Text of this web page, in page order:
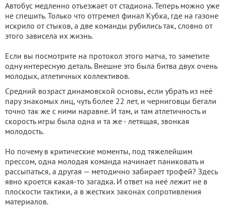
Автобус медленно отъезжает от стадиона. Теперь можно уже
не спешить. Только что отгремел финал Кубка, где на газоне
искрило от стыков, а две команды рубились так, словно от
этого зависела их жизнь.
Если вы посмотрите на протокол этого матча, то заметите
одну интересную деталь. Внешне это была битва двух очень
молодых, атлетичных коллективов.
Средний возраст динамовской основы, если убрать из неё
пару знакомых лиц, чуть более 22 лет, и черниговцы бегали
точно так же с ними наравне. И там, и там атлетичность и
скорость игры была одна и та же - летящая, звонкая
молодость.
Но почему в критические моменты, под тяжелейшим
прессом, одна молодая команда начинает паниковать и
рассыпаться, а другая — методично забирает трофей? Здесь
явно кроется какая-то загадка. И ответ на неё лежит не в
плоскости тактики, а в жестких законах сопротивления
материалов.